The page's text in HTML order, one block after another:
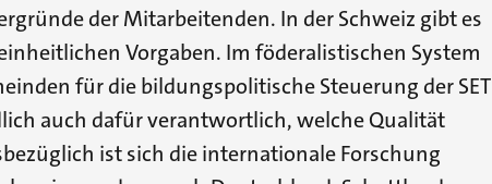
der Mitarbeitenden. In der Schweiz gibt es
Vorgaben. Im föderalistischen System
für die bildungspolitische Steuerung der SET
auch dafür verantwortlich, welche Qualität
ist sich die internationale Forschung